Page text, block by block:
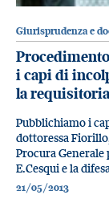
Giurisprudenza e
i capi di
la
Pubblichiamo i
dottoressa
Procura Generale
E.Cesqui e la
21/05/2013